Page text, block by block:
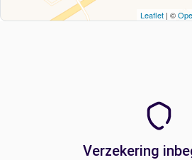
Leaflet | ©
Verzekering